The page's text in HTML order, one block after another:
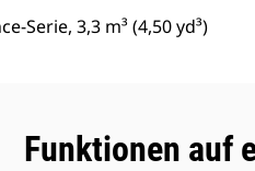
Serie, 3,3 m³ (4,50 yd³)
Funktionen auf